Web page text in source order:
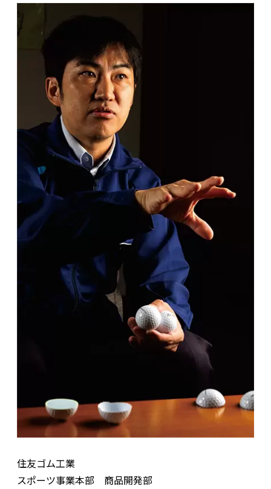
住友ゴム工業
スポーツ事業本部 商品開発部